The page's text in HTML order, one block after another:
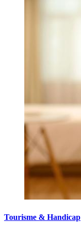
Tourisme & Handicap